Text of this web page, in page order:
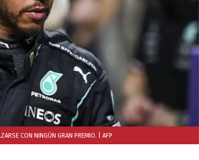
CON NINGÚN GRAN PREMIO. | AFP